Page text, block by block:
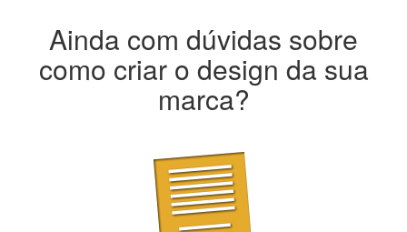
Ainda com dúvidas sobre
como criar o design da sua
marca?